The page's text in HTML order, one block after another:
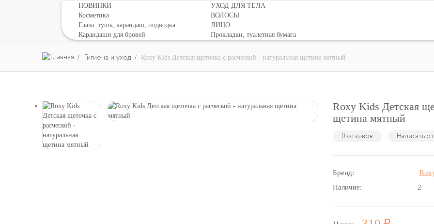
НОВИНКИ
Косметика
Глаза: тушь, карандаш, подводка
Карандаши для бровей
УХОД ДЛЯ ТЕЛА
ВОЛОСЫ
ЛИЦО
Прокладки, туалетная бумага
Гигиена и уход Roxy Kids Детская щеточка с расческой - натуральная щетина мятный
Roxy Kids Детская
щетина мятный
0 отзывов Написать
Бренд:
Наличие:
2